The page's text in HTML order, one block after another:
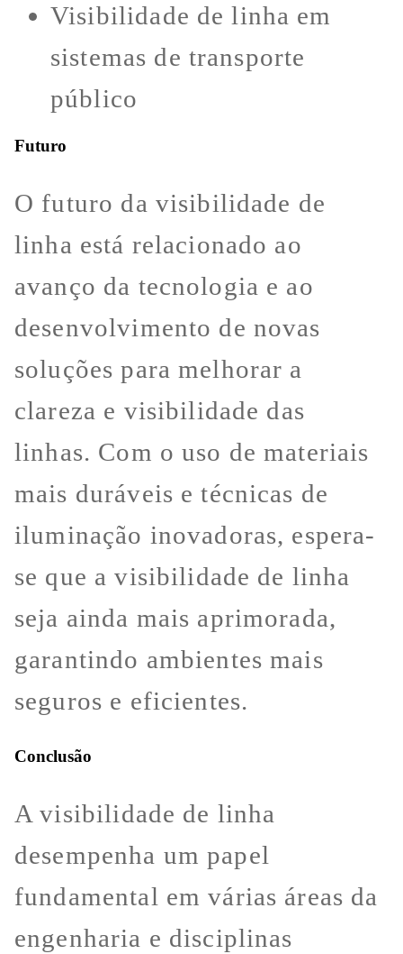
Visibilidade de linha em
sistemas de transporte
público
Futuro
O futuro da visibilidade de
linha está relacionado ao
avanço da tecnologia e ao
desenvolvimento de novas
soluções para melhorar a
clareza e visibilidade das
linhas. Com o uso de materiais
mais duráveis e técnicas de
iluminação inovadoras, espera-
se que a visibilidade de linha
seja ainda mais aprimorada,
garantindo ambientes mais
seguros e eficientes.
Conclusão
A visibilidade de linha
desempenha um papel
fundamental em várias áreas da
engenharia e disciplinas